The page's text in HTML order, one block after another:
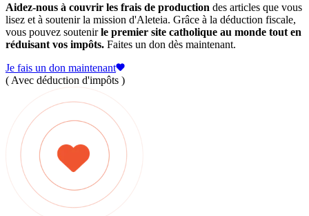
Aidez-nous à couvrir les frais de production des articles que vous
lisez et à soutenir la mission d'Aleteia. Grâce à la déduction fiscale,
vous pouvez soutenirle premier site catholique au monde tout en
réduisant vos impôts. Faites un don dès maintenant.
Je fais un don maintenant
( Avec déduction d'impôts )